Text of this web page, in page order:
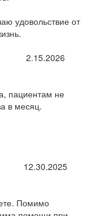
удовольствие от
2.15.2026
пациентам не
в месяц.
12.30.2025
Помимо